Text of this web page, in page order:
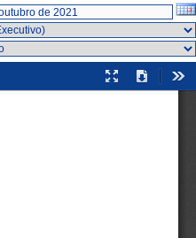
Modo
de
Download